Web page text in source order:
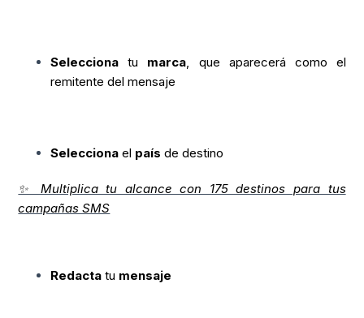
Selecciona tu marca, que aparecerá como el
remitente del mensaje
Selecciona el país de destino
✨ Multiplica tu alcance con 175 destinos para tus
campañas SMS
Redacta tu mensaje